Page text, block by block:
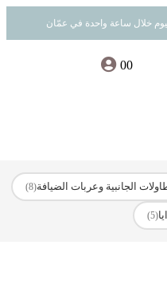
خلال ساعة واحدة في عمّان
00
الجانبية وعربات الضيافة(8)
(5)